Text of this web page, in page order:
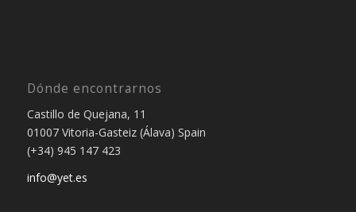
Dónde encontrarnos
Castillo de Quejana, 11
01007 Vitoria-Gasteiz (Álava) Spain
(+34) 945 147 423
info@yet.es